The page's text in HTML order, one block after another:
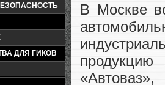
ДЛЯ ГИКОВ
В Москве